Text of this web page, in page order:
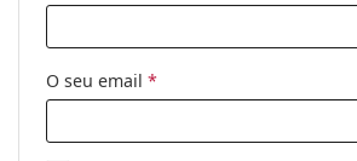
O seu email *